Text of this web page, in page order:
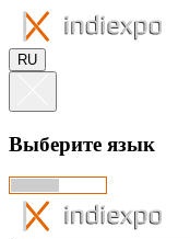
RU
Выберите язык